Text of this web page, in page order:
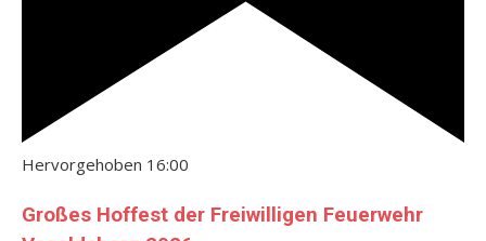
Hervorgehoben 16:00
Großes Hoffest der Freiwilligen Feuerwehr